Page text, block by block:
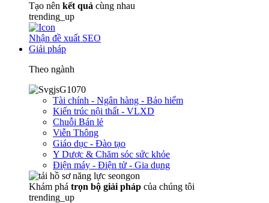
Tạo nên kết quả cùng nhau
trending_up
Nhận đề xuất SEO
Giải pháp
Theo ngành
Tài chính - Ngân hàng - Bảo hiểm
Kiến trúc nội thất - VLXD
Chuỗi Bán lẻ
Viễn Thông
Giáo dục - Đào tạo
Y Dược & Chăm sóc sức khỏe
Điện máy - Điện tử - Gia dụng
Khám phá trọn bộ giải pháp của chúng tôi
trending_up